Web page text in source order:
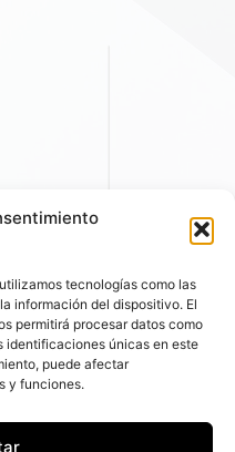
tecnologías como las
información del dispositivo. El
permitirá procesar datos como
identificaciones únicas en este
puede afectar
y funciones.
sociales